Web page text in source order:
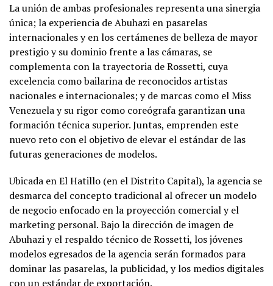
La unión de ambas profesionales representa una sinergia
única; la experiencia de Abuhazi en pasarelas
internacionales y en los certámenes de belleza de mayor
prestigio y su dominio frente a las cámaras, se
complementa con la trayectoria de Rossetti, cuya
excelencia como bailarina de reconocidos artistas
nacionales e internacionales; y de marcas como el Miss
Venezuela y su rigor como coreógrafa garantizan una
formación técnica superior. Juntas, emprenden este
nuevo reto con el objetivo de elevar el estándar de las
futuras generaciones de modelos.
Ubicada en El Hatillo (en el Distrito Capital), la agencia se
desmarca del concepto tradicional al ofrecer un modelo
de negocio enfocado en la proyección comercial y el
marketing personal. Bajo la dirección de imagen de
Abuhazi y el respaldo técnico de Rossetti, los jóvenes
modelos egresados de la agencia serán formados para
dominar las pasarelas, la publicidad, y los medios digitales
con un estándar de exportación.